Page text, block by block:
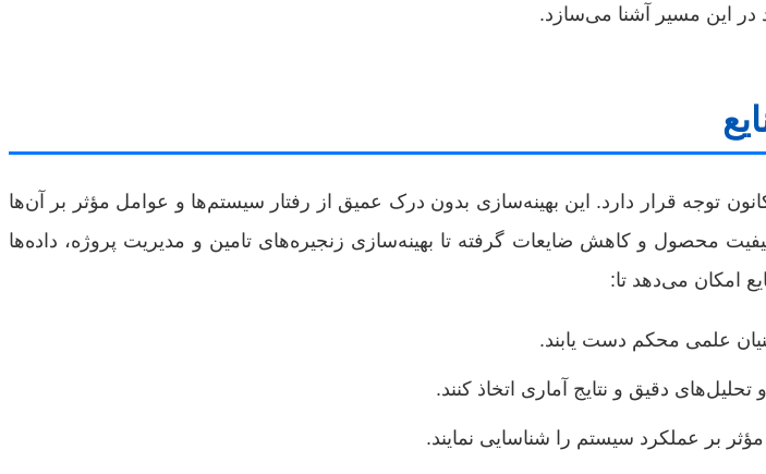
در این مسیر آشنا می‌سازد.
توجه قرار دارد. این بهینه‌سازی بدون درک عمیق از رفتار سیستم‌ها و عوامل مؤثر بر آن‌ها
محصول و کاهش ضایعات گرفته تا بهینه‌سازی زنجیره‌های تامین و مدیریت پروژه، داده‌ها
امکان می‌دهد تا:
بنیان علمی محکم دست یابند.
دقیق و نتایج آماری اتخاذ کنند.
بر عملکرد سیستم را شناسایی نمایند.